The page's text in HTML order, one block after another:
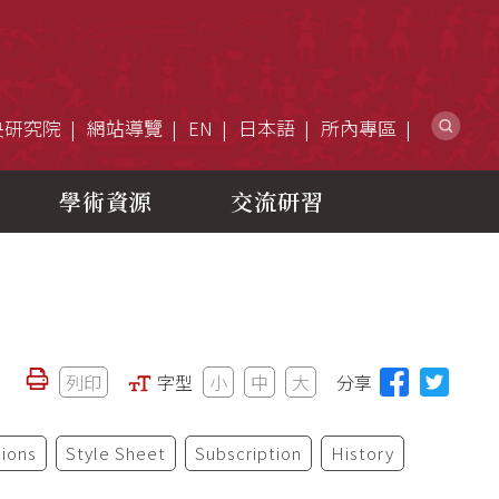
究院 網站導覽 EN 日本語 所內專區
學術資源 交流研習
列印 字型 小 中 大 分享
Style Sheet Subscription History